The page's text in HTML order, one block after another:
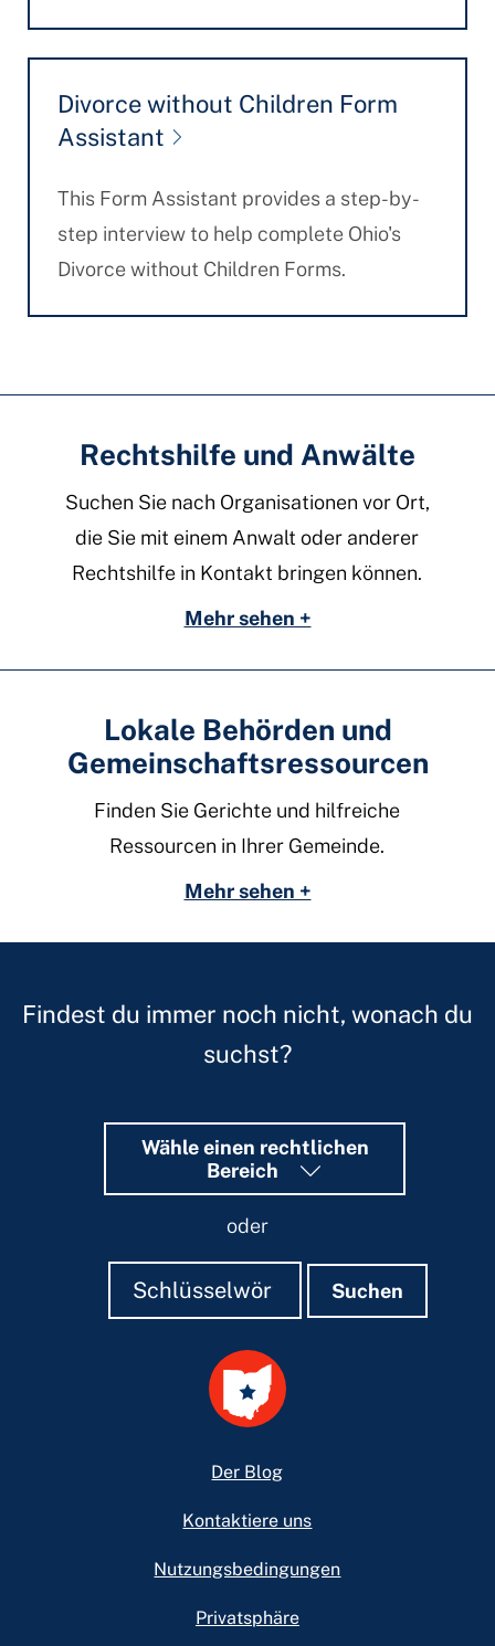
Divorce without Children Form
Assistant
This Form Assistant provides a step-by-
step interview to help complete Ohio's
Divorce without Children Forms.
Rechtshilfe und Anwälte
Suchen Sie nach Organisationen vor Ort,
die Sie mit einem Anwalt oder anderer
Rechtshilfe in Kontakt bringen können.
Mehr sehen +
Lokale Behörden und
Gemeinschaftsressourcen
Finden Sie Gerichte und hilfreiche
Ressourcen in Ihrer Gemeinde.
Mehr sehen +
Findest du immer noch nicht, wonach du
suchst?
Wähle einen rechtlichen
Bereich
oder
Suchen
Suchen Suchen
Der Blog
Kontaktiere uns
Nutzungsbedingungen
Privatsphäre